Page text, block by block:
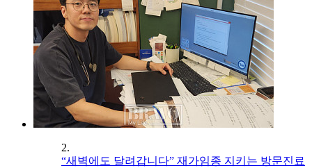
2.
“새벽에도 달려갑니다” 재가임종 지키는 방문진료